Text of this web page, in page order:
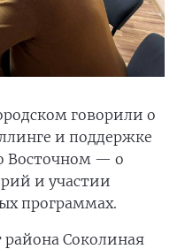
говорили о
и поддержке
Восточном — о
и участии
программах.
Соколиная